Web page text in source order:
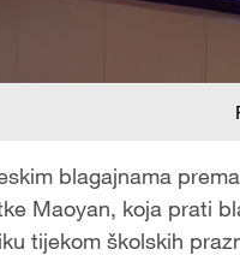
blagajnama
Maoyan, koja prati
tijekom školskih